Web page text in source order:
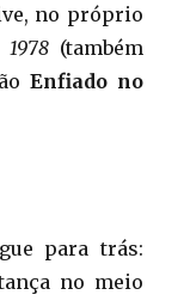
no próprio
(também
Enfiado no
para trás:
no meio